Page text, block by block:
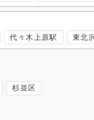
代々木上原駅 東北
杉並区